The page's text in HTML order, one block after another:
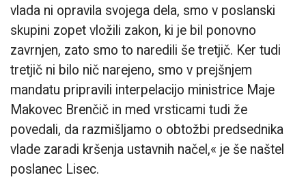
vlada ni opravila svojega dela, smo v poslanski
skupini zopet vložili zakon, ki je bil ponovno
zavrnjen, zato smo to naredili še tretjič. Ker tudi
tretjič ni bilo nič narejeno, smo v prejšnjem
mandatu pripravili interpelacijo ministrice Maje
Makovec Brenčič in med vrsticami tudi že
povedali, da razmišljamo o obtožbi predsednika
vlade zaradi kršenja ustavnih načel,« je še naštel
poslanec Lisec.